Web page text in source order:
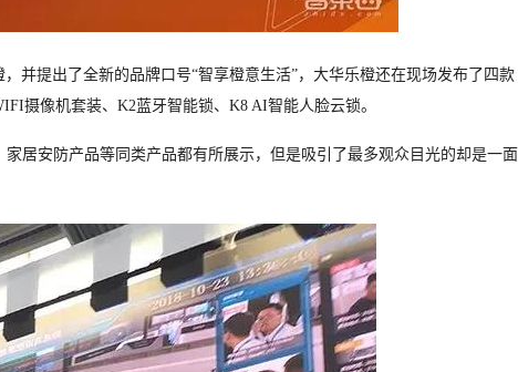
并提出了全新的品牌口号“智享橙意生活”，大华乐橙还在现场发布了四款
摄像机套装、K2蓝牙智能锁、K8 AI智能人脸云锁。
居安防产品等同类产品都有所展示，但是吸引了最多观众目光的却是一面